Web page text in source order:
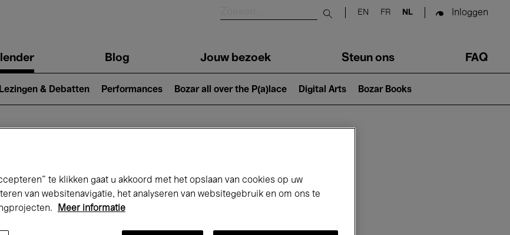
Submit search
EN FR NL Inloggen
Blog Jouw bezoek Steun ons FAQ
Lezingen & Debatten Performances Bozar all over the P(a)lace Digital Arts Bozar Books
te klikken gaat u akkoord met het opslaan van cookies op uw
van websitenavigatie, het analyseren van websitegebruik en om ons te
Meer informatie